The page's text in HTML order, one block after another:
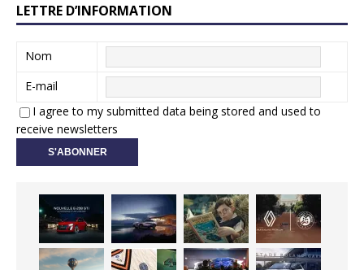
LETTRE D’INFORMATION
Nom
E-mail
I agree to my submitted data being stored and used to
receive newsletters